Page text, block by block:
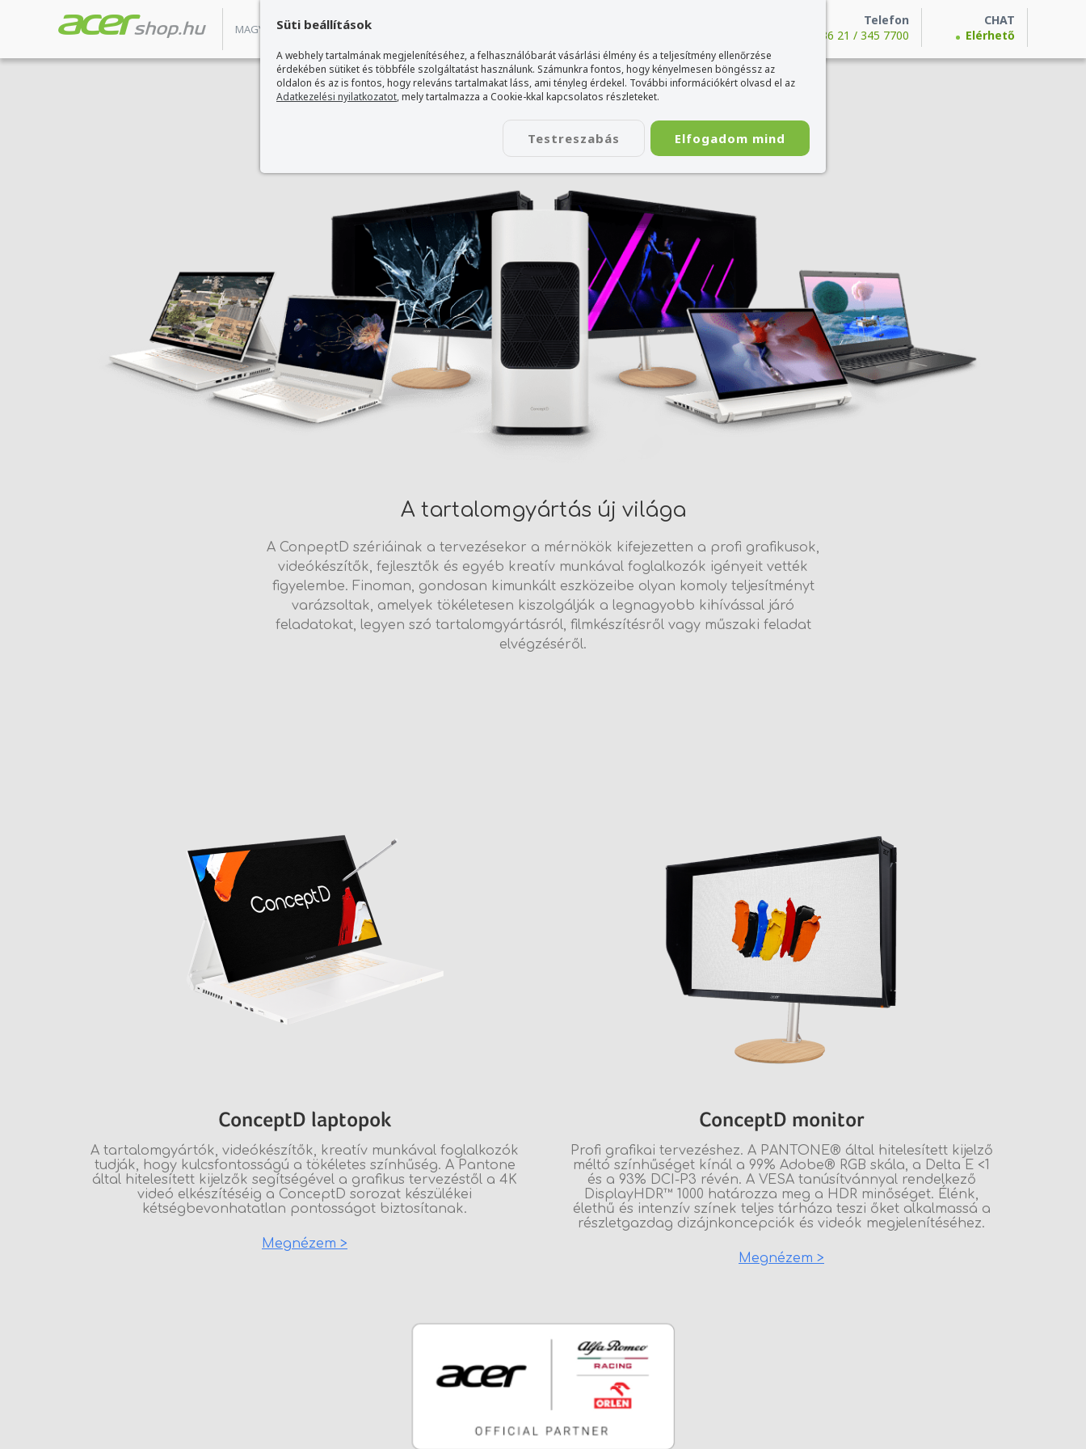
Süti beállítások
A webhely tartalmának megjelenítéséhez, a felhasználóbarát vásárlási élmény és a teljesítmény ellenőrzése
érdekében sütiket és többféle szolgáltatást használunk. Számunkra fontos, hogy kényelmesen böngéssz az
oldalon és az is fontos, hogy releváns tartalmakat láss, ami tényleg érdekel. További információkért olvasd el az
Adatkezelési nyilatkozatot, mely tartalmazza a Cookie-kkal kapcsolatos részleteket.
Testreszabás Elfogadom mind
MAGYARORSZÁG ACER MÁRKABOLTJAI
CHAT
Elérhető
Telefon
+36 21 / 345 7700
A tartalomgyártás új világa
A ConpeptD szériáinak a tervezésekor a mérnökök kifejezetten a profi grafikusok,
videókészítők, fejlesztők és egyéb kreatív munkával foglalkozók igényeit vették
figyelembe. Finoman, gondosan kimunkált eszközeibe olyan komoly teljesítményt
varázsoltak, amelyek tökéletesen kiszolgálják a legnagyobb kihívással járó
feladatokat, legyen szó tartalomgyártásról, filmkészítésről vagy műszaki feladat
elvégzéséről.
ConceptD laptopok
A tartalomgyártók, videókészítők, kreatív munkával foglalkozók
tudják, hogy kulcsfontosságú a tökéletes színhűség. A Pantone
által hitelesített kijelzők segítségével a grafikus tervezéstől a 4K
videó elkészítéséig a ConceptD sorozat készülékei
kétségbevonhatatlan pontosságot biztosítanak.
Megnézem >
ConceptD monitor
Profi grafikai tervezéshez. A PANTONE® által hitelesített kijelző
méltó színhűséget kínál a 99% Adobe® RGB skála, a Delta E <1
és a 93% DCI-P3 révén. A VESA tanúsítvánnyal rendelkező
DisplayHDR™ 1000 határozza meg a HDR minőséget. Élénk,
élethű és intenzív színek teljes tárháza teszi őket alkalmassá a
részletgazdag dizájnkoncepciók és videók megjelenítéséhez.
Megnézem >